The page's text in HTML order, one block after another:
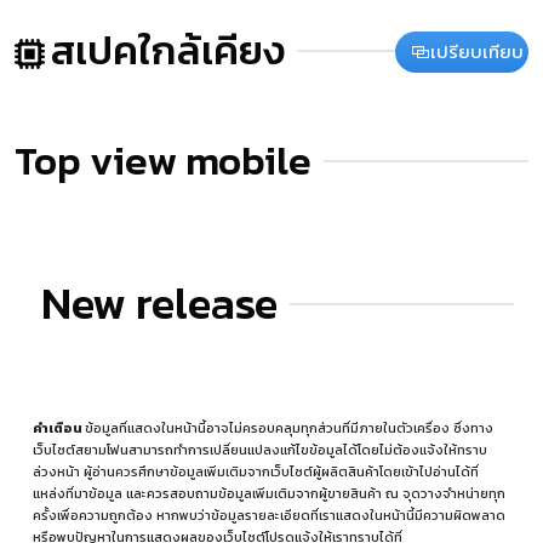
สเปคใกล้เคียง เปรียบเทียบ
Top view mobile
New release
คำเตือนข้อมูลที่แสดงในหน้านี้อาจไม่ครอบคลุมทุกส่วนที่มีภายในตัวเครื่อง ซึ่งทาง
เว็บไซต์สยามโฟนสามารถทำการเปลี่ยนแปลงแก้ไขข้อมูลได้โดยไม่ต้องแจ้งให้ทราบ
ล่วงหน้า ผู้อ่านควรศึกษาข้อมูลเพิ่มเติมจากเว็บไซต์ผู้ผลิตสินค้าโดยเข้าไปอ่านได้ที่
แหล่งที่มาข้อมูล และควรสอบถามข้อมูลเพิ่มเติมจากผู้ขายสินค้า ณ จุดวางจำหน่ายทุก
ครั้งเพื่อความถูกต้อง หากพบว่าข้อมูลรายละเอียดที่เราแสดงในหน้านี้มีความผิดพลาด
หรือพบปัญหาในการแสดงผลของเว็บไซต์โปรดแจ้งให้เราทราบได้ที่